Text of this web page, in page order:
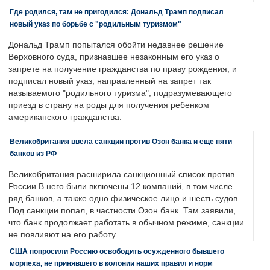
Где родился, там не пригодился: Дональд Трамп подписал
новый указ по борьбе с "родильным туризмом"
Дональд Трамп попытался обойти недавнее решение
Верховного суда, признавшее незаконным его указ о
запрете на получение гражданства по праву рождения, и
подписал новый указ, направленный на запрет так
называемого "родильного туризма", подразумевающего
приезд в страну на роды для получения ребенком
американского гражданства.
Великобритания ввела санкции против Озон банка и еще пяти
банков из РФ
Великобритания расширила санкционный список против
России.В него были включены 12 компаний, в том числе
ряд банков, а также одно физическое лицо и шесть судов.
Под санкции попал, в частности Озон банк. Там заявили,
что банк продолжает работать в обычном режиме, санкции
не повлияют на его работу.
США попросили Россию освободить осужденного бывшего
морпеха, не принявшего в колонии наших правил и норм